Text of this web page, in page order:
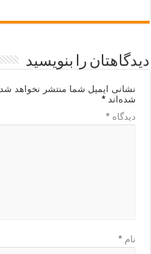
دیدگاهتان را بنویسید
نشانی ایمیل شما منتشر نخواهد شد.
شده‌اند*
دیدگاه*
نام*